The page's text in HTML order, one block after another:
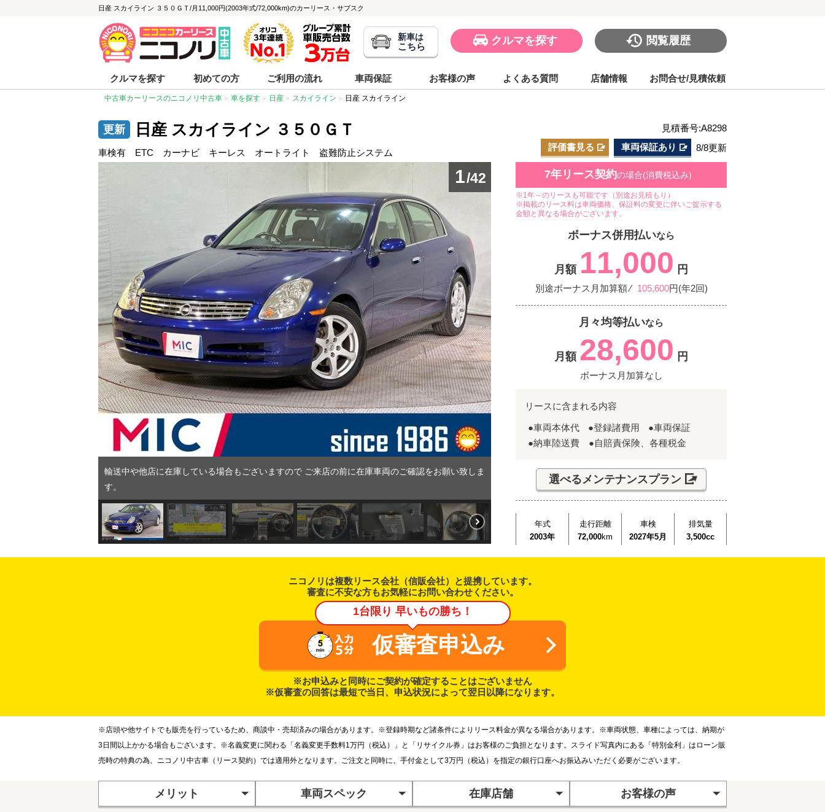
日産 スカイライン ３５０ＧＴ/月11,000円(2003年式/72,000km)のカーリース・サブスク
新車は
こちら クルマを探す 閲覧履歴
クルマを探す 初めての方 ご利用の流れ 車両保証 お客様の声 よくある質問 店舗情報 お問合せ/見積依頼
中古車カーリースのニコノリ中古車 車を探す 日産 スカイライン 日産 スカイライン
日産 スカイライン ３５０ＧＴ 見積番号:A8298
車検有 ETC カーナビ キーレス オートライト 盗難防止システム
評価書見る 車両保証あり 8/8更新
1/42
輸送中や他店に在庫している場合もございますので ご来店の前に在庫車両のご確認をお願い致しま
す。
7年リース契約の場合(消費税込み)
※1年～のリースも可能です（別途お見積もり）
※掲載のリース料は車両価格、保証料の変更に伴いご提示する
金額と異なる場合がございます。
ボーナス併用払いなら
月額 11,000 円
別途ボーナス月加算額 ⁄ 105,600円(年2回)
月々均等払いなら
月額 28,600 円
ボーナス月加算なし
リースに含まれる内容
●車両本体代 ●登録諸費用
●車両保証
●納車陸送費 ●自賠責保険、各種税金
選べるメンテナンスプラン
年式
2003年
走行距離
72,000km
車検
2027年5月
排気量
3,500cc
ニコノリは複数リース会社（信販会社）と提携しています。
審査に不安な方もお気軽にお問い合わせください。
1台限り 早いもの勝ち！
仮審査申込み
※お申込みと同時にご契約が確定することはございません
※仮審査の回答は最短で当日、申込状況によって翌日以降になります。
※店頭や他サイトでも販売を行っているため、商談中・売却済みの場合があります。※登録時期など諸条件によりリース料金が異なる場合があります。※車両状態、車種によっては、納期が
3日間以上かかる場合もございます。※名義変更に関わる「名義変更手数料1万円（税込）」と「リサイクル券」はお客様のご負担となります。スライド写真内にある「特別金利」はローン販
売時の特典の為、ニコノリ中古車（リース契約）では適用外となります。ご注文と同時に、手付金として3万円（税込）を指定の銀行口座へお振込みいただく必要がございます。
メリット 車両スペック 在庫店舗 お客様の声